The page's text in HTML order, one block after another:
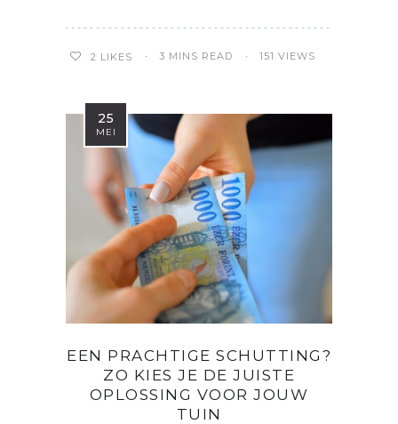
2 LIKES 3 MINS READ 151 VIEWS
25
MEI
EEN PRACHTIGE SCHUTTING?
ZO KIES JE DE JUISTE
OPLOSSING VOOR JOUW
TUIN